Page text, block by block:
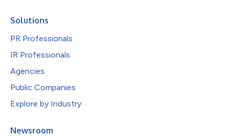
Solutions
PR Professionals
IR Professionals
Agencies
Public Companies
Explore by Industry
Newsroom